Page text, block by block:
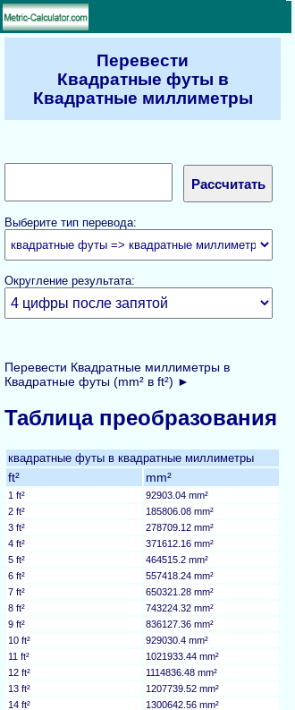
Перевести
Квадратные футы в
Квадратные миллиметры
Выберите тип перевода:
Округление результата:
Перевести Квадратные миллиметры в
Квадратные футы (mm² в ft²) ►
Таблица преобразования
квадратные футы в квадратные миллиметры
ft² mm²
1 ft²
92903.04 mm²
2 ft²
185806.08 mm²
3 ft²
278709.12 mm²
4 ft²
371612.16 mm²
5 ft²
464515.2 mm²
6 ft²
557418.24 mm²
7 ft²
650321.28 mm²
8 ft²
743224.32 mm²
9 ft²
836127.36 mm²
10 ft²
929030.4 mm²
11 ft²
1021933.44 mm²
12 ft²
1114836.48 mm²
13 ft²
1207739.52 mm²
14 ft²
1300642.56 mm²